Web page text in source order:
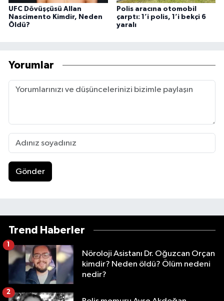
UFC Dövüşçüsü Allan
Nascimento Kimdir, Neden
Öldü?
Polis aracına otomobil
çarptı: 1’i polis, 1’i bekçi 6
yaralı
Yorumlar
Gönder
Trend Haberler
Nöroloji Asistanı Dr. Oğuzcan Orçan
kimdir? Neden öldü? Ölüm nedeni
nedir?
1
2